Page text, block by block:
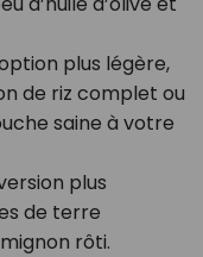
plus légère,
de riz complet ou
saine à votre
plus
de terre
rôti.